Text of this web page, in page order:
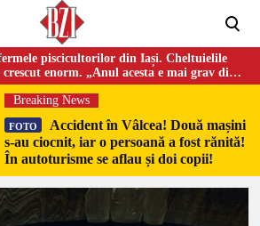
piscicultorilor din Iași. Cheltuielile
enorm. „Anul acesta e mai grav din
mari”
Breaking News
FOTO
Accident în Vâlcea! Două mașini
s-au ciocnit, iar o persoană a fost rănită!
În autoturisme se aflau și doi copii!